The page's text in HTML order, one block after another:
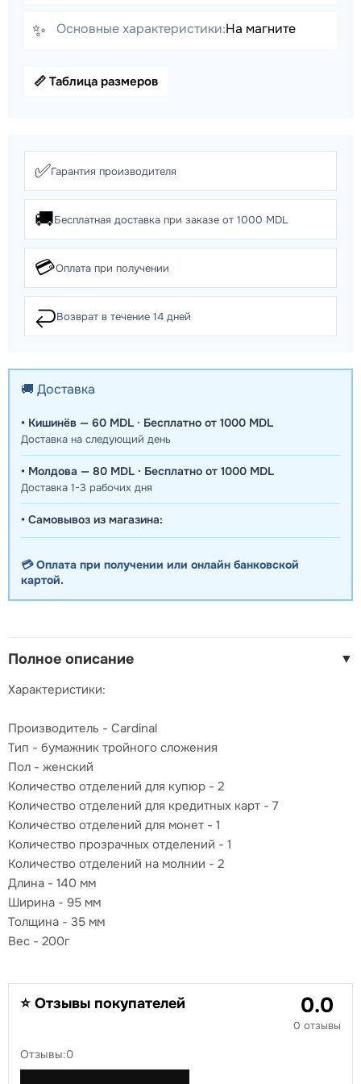
✨ Основные характеристики:На магните
📏 Таблица размеров
✅Гарантия производителя
🚚Бесплатная доставка при заказе от 1000 MDL
💳Оплата при получении
↩️Возврат в течение 14 дней
🚚 Доставка
• Кишинёв — 60 MDL · Бесплатно от 1000 MDL
Доставка на следующий день
• Молдова — 80 MDL · Бесплатно от 1000 MDL
Доставка 1-3 рабочих дня
• Самовывоз из магазина:
💳 Оплата при получении или онлайн банковской
картой.
Полное описание ▼
Характеристики:
Производитель - Cardinal
Тип - бумажник тройного сложения
Пол - женский
Количество отделений для купюр - 2
Количество отделений для кредитных карт - 7
Количество отделений для монет - 1
Количество прозрачных отделений - 1
Количество отделений на молнии - 2
Длина - 140 мм
Ширина - 95 мм
Толщина - 35 мм
Вес - 200г
⭐ Отзывы покупателей 0.0
0 отзывы
Отзывы:0